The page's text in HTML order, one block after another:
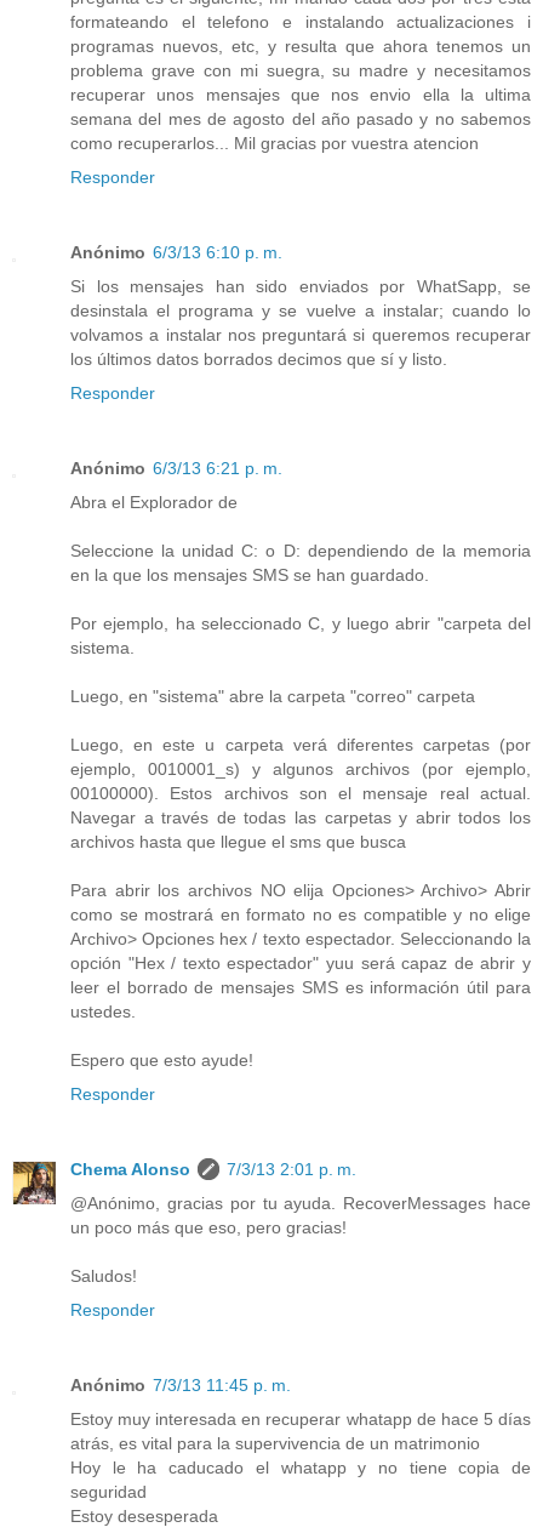
formateando el telefono e instalando actualizaciones i
programas nuevos, etc, y resulta que ahora tenemos un
problema grave con mi suegra, su madre y necesitamos
recuperar unos mensajes que nos envio ella la ultima
semana del mes de agosto del año pasado y no sabemos
como recuperarlos... Mil gracias por vuestra atencion
Responder
Anónimo 6/3/13 6:10 p. m.
Si los mensajes han sido enviados por WhatSapp, se
desinstala el programa y se vuelve a instalar; cuando lo
volvamos a instalar nos preguntará si queremos recuperar
los últimos datos borrados decimos que sí y listo.
Responder
Anónimo 6/3/13 6:21 p. m.
Abra el Explorador de
Seleccione la unidad C: o D: dependiendo de la memoria
en la que los mensajes SMS se han guardado.
Por ejemplo, ha seleccionado C, y luego abrir "carpeta del
sistema.
Luego, en "sistema" abre la carpeta "correo" carpeta
Luego, en este u carpeta verá diferentes carpetas (por
ejemplo, 0010001_s) y algunos archivos (por ejemplo,
00100000). Estos archivos son el mensaje real actual.
Navegar a través de todas las carpetas y abrir todos los
archivos hasta que llegue el sms que busca
Para abrir los archivos NO elija Opciones> Archivo> Abrir
como se mostrará en formato no es compatible y no elige
Archivo> Opciones hex / texto espectador. Seleccionando la
opción "Hex / texto espectador" yuu será capaz de abrir y
leer el borrado de mensajes SMS es información útil para
ustedes.
Espero que esto ayude!
Responder
Chema Alonso
7/3/13 2:01 p. m.
@Anónimo, gracias por tu ayuda. RecoverMessages hace
un poco más que eso, pero gracias!
Saludos!
Responder
Anónimo 7/3/13 11:45 p. m.
Estoy muy interesada en recuperar whatapp de hace 5 días
atrás, es vital para la supervivencia de un matrimonio
Hoy le ha caducado el whatapp y no tiene copia de
seguridad
Estoy desesperada